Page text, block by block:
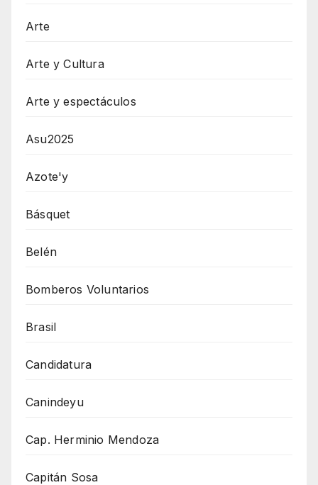
Arte
Arte y Cultura
Arte y espectáculos
Asu2025
Azote'y
Básquet
Belén
Bomberos Voluntarios
Brasil
Candidatura
Canindeyu
Cap. Herminio Mendoza
Capitán Sosa